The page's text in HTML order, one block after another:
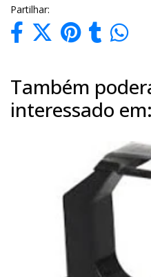
Partilhar:
Também
interessado em: